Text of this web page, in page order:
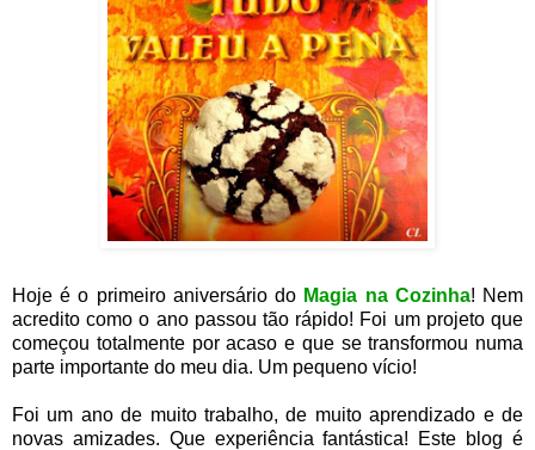
Hoje é o primeiro aniversário do Magia na Cozinha! Nem
acredito como o ano passou tão rápido! Foi um projeto que
começou totalmente por acaso e que se transformou numa
parte importante do meu dia. Um pequeno vício!
Foi um ano de muito trabalho, de muito aprendizado e de
novas amizades. Que experiência fantástica! Este blog é